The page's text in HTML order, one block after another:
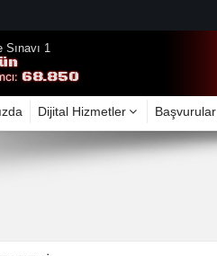
Sınavı 1
68.850
Dijital Hizmetler Başvurular